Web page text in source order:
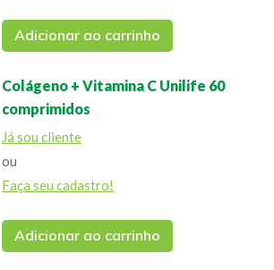
Adicionar ao carrinho
Colágeno + Vitamina C Unilife 60
comprimidos
Já sou cliente
ou
Faça seu cadastro!
Adicionar ao carrinho